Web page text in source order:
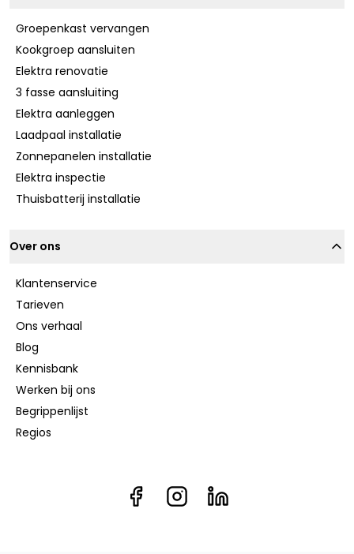
Groepenkast vervangen
Kookgroep aansluiten
Elektra renovatie
3 fasse aansluiting
Elektra aanleggen
Laadpaal installatie
Zonnepanelen installatie
Elektra inspectie
Thuisbatterij installatie
Over ons
Klantenservice
Tarieven
Ons verhaal
Blog
Kennisbank
Werken bij ons
Begrippenlijst
Regios